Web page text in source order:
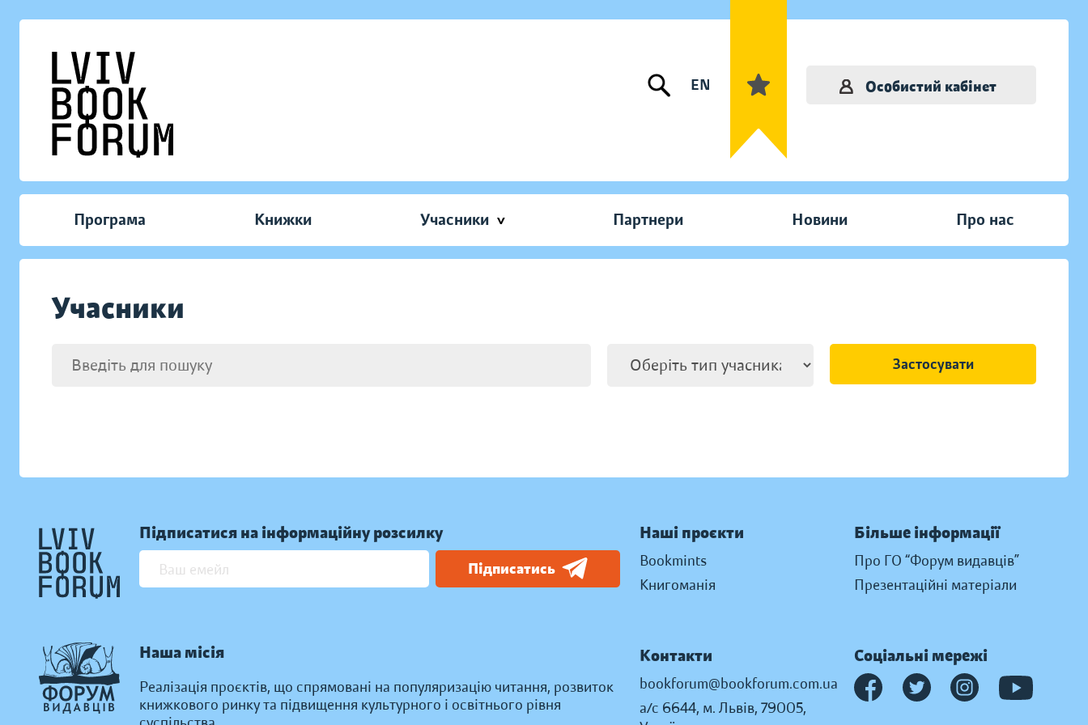
EN Особистий кабінет
Програма Книжки Учасники Партнери Новини Про нас
Учасники
Застосувати
Підписатися на інформаційну розсилку
Підписатись
Наша місія
Реалізація проєктів, що спрямовані на популяризацію читання, розвиток
книжкового ринку та підвищення культурного і освітнього рівня
Наші проєкти
Bookmints
Книгоманія
Більше інформації
Про ГО “Форум видавців”
Презентаційні матеріали
Контакти
bookforum@bookforum.com.ua
а/с 6644, м. Львів, 79005,
Соціальні мережі